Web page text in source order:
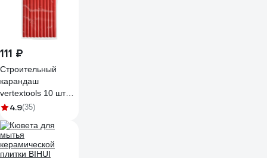
111 ₽
Строительный
карандаш
vertextools 10 шт
0208
4.9(35)